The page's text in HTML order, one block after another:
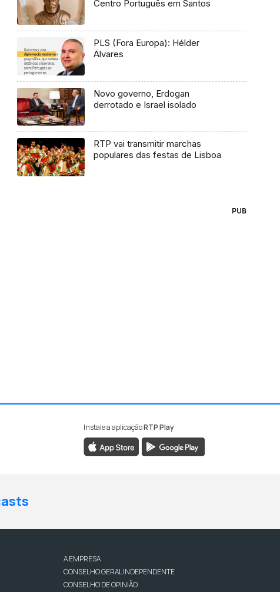
Centro Português em Santos
PLS (Fora Europa): Hélder
Alvares
Novo governo, Erdogan
derrotado e Israel isolado
RTP vai transmitir marchas
populares das festas de Lisboa
PUB
Instale a aplicaçãoRTP Play
A EMPRESA
CONSELHO GERAL INDEPENDENTE
CONSELHO DE OPINIÃO